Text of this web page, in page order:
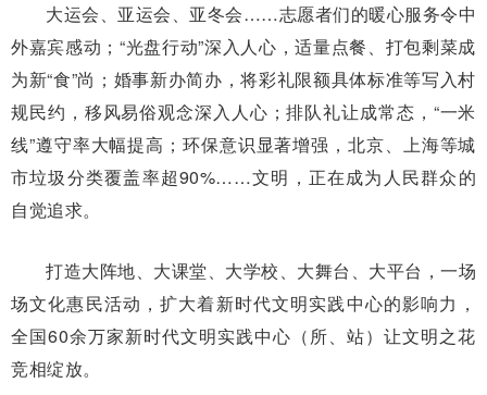
大运会、亚运会、亚冬会……志愿者们的暖心服务令中
外嘉宾感动；“光盘行动”深入人心，适量点餐、打包剩菜成
为新“食”尚；婚事新办简办，将彩礼限额具体标准等写入村
规民约，移风易俗观念深入人心；排队礼让成常态，“一米
线”遵守率大幅提高；环保意识显著增强，北京、上海等城
市垃圾分类覆盖率超90%……文明，正在成为人民群众的
自觉追求。
打造大阵地、大课堂、大学校、大舞台、大平台，一场
场文化惠民活动，扩大着新时代文明实践中心的影响力，
全国60余万家新时代文明实践中心（所、站）让文明之花
竞相绽放。